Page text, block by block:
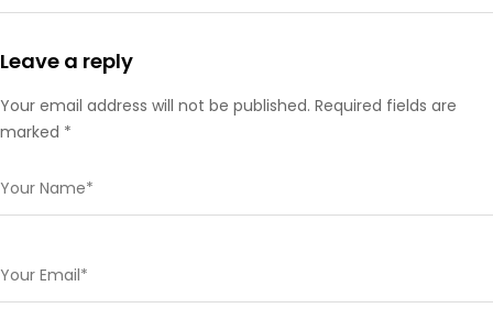
Leave a reply
Your email address will not be published. Required fields are
marked *